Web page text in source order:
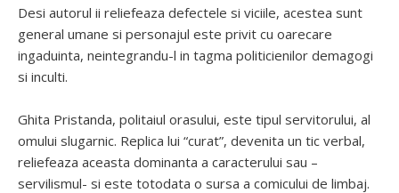
Desi autorul ii reliefeaza defectele si viciile, acestea sunt
general umane si personajul este privit cu oarecare
ingaduinta, neintegrandu-l in tagma politicienilor demagogi
si inculti.
Ghita Pristanda, politaiul orasului, este tipul servitorului, al
omului slugarnic. Replica lui “curat”, devenita un tic verbal,
reliefeaza aceasta dominanta a caracterului sau –
servilismul- si este totodata o sursa a comicului de limbaj.